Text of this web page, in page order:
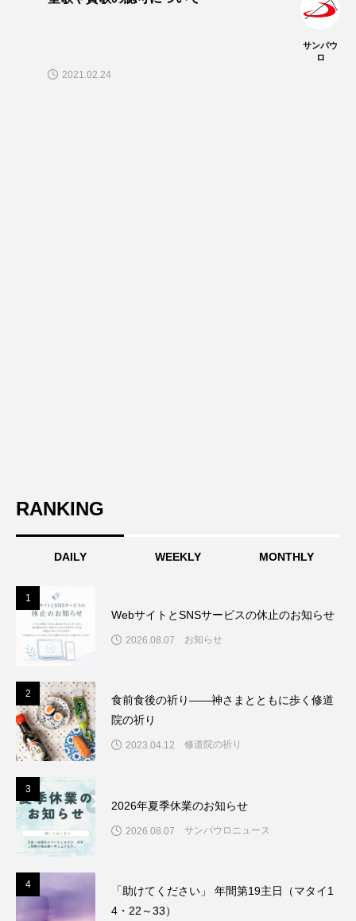
サンパウ
ロ
2021.02.24
RANKING
DAILY WEEKLY MONTHLY
1
WebサイトとSNSサービスの休止のお知らせ
2026.08.07 お知らせ
2
食前食後の祈り――神さまとともに歩く修道
院の祈り
2023.04.12 修道院の祈り
3
2026年夏季休業のお知らせ
2026.08.07 サンパウロニュース
4
「助けてください」 年間第19主日（マタイ1
4・22～33）